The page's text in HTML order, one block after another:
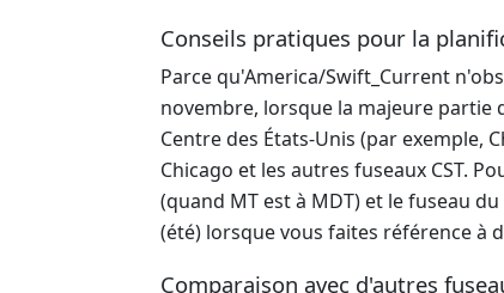
Conseils pratiques pour la
Parce qu'America/Swift_Current
novembre, lorsque la majeure partie
Centre des États-Unis (par exemple,
Chicago et les autres fuseaux CST.
(quand MT est à MDT) et le fuseau
(été) lorsque vous faites référence à
Comparaison avec d'autres